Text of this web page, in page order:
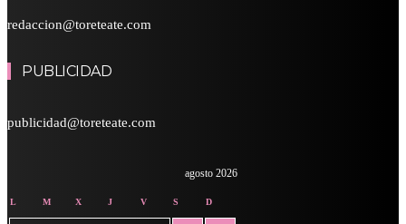
redaccion@toreteate.com
PUBLICIDAD
publicidad@toreteate.com
agosto 2026
L M X J V S D